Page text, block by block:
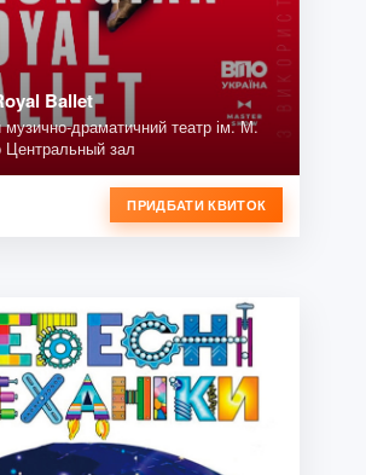
Ballet
музично-драматичний театр ім. М.
Центральный зал
ПРИДБАТИ КВИТОК